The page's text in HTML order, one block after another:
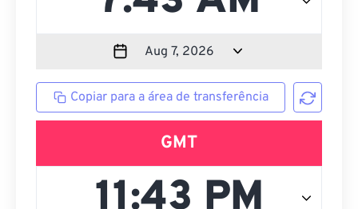
Copiar para a área de transferência
GMT